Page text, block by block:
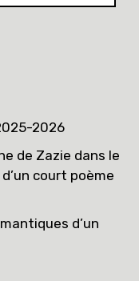
2026
de Zazie dans le
court poème
d’un